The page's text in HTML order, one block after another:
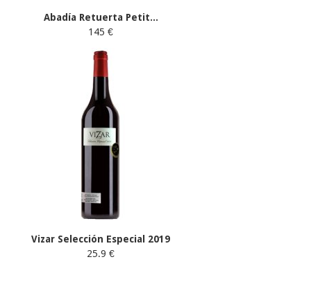
Abadía Retuerta Petit...
145 €
Vizar Selección Especial 2019
25.9 €